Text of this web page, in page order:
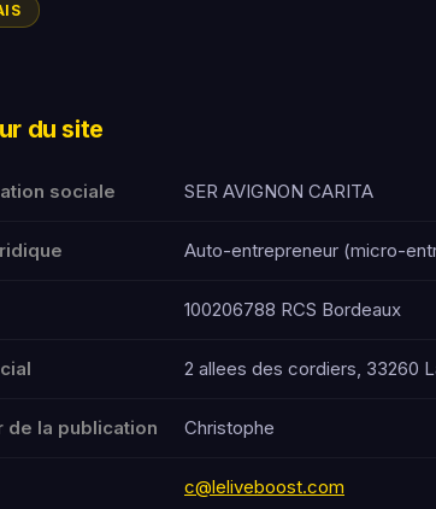
du site
sociale SER AVIGNON CARITA
Auto-entrepreneur (micro-
100206788 RCS Bordeaux
2 allees des cordiers, 33260
de la publication Christophe
c@leliveboost.com